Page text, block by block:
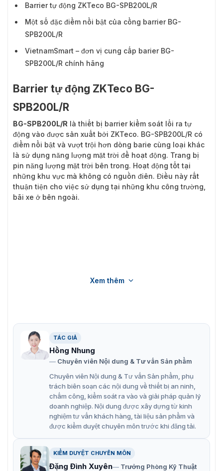
Barrier tự động ZKTeco BG-SPB200L/R
Một số đặc điểm nổi bật của cổng barrier BG-
SPB200L/R
VietnamSmart – đơn vị cung cấp barier BG-
SPB200L/R chính hãng
Barrier tự động ZKTeco BG-
SPB200L/R
BG-SPB200L/R là thiết bị barrier kiểm soát lối ra tự
động vào được sản xuất bởi ZKTeco. BG-SPB200L/R có
điểm nổi bật và vượt trội hơn dòng barie cùng loại khác
là sử dụng năng lượng mặt trời để hoạt động. Trang bị
pin năng lượng mặt trời bên trong. Hoạt động tốt tại
những khu vực mà không có nguồn điên. Điều này rất
thuận tiện cho việc sử dụng tại những khu công trường,
bãi xe ở bên ngoài.
ZKTeco BG-SPB200LR
Hiện tại chúng tôi còn cung cấp nhiều mẫu barie tự động.
Quý khách hàng có thể tham khảo thêm mẫu
LCD100L/Rđược trang bị thêm màn hình LCD.
Xem thêm
TÁC GIẢ
Hồng Nhung
Chuyên viên Nội dung & Tư vấn Sản phẩm
Chuyên viên Nội dung & Tư vấn Sản phẩm, phụ
trách biên soạn các nội dung về thiết bị an ninh,
chấm công, kiểm soát ra vào và giải pháp quản lý
doanh nghiệp. Nội dung được xây dựng từ kinh
nghiệm tư vấn khách hàng, tài liệu sản phẩm và
được kiểm duyệt chuyên môn trước khi đăng tải.
KIỂM DUYỆT CHUYÊN MÔN
Đặng Đình Xuyên
Trưởng Phòng Kỹ Thuật